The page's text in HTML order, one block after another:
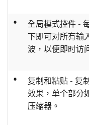
•
全局模式控件 -
下即可对所有
波，以便即时访
•
复制和粘贴 - 复
效果，单个部分
压缩器。